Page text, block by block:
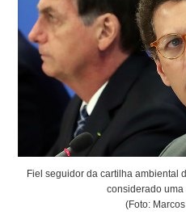
Fiel seguidor da cartilha ambiental
considerado
(Foto: